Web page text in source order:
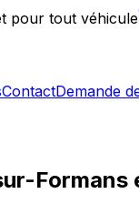
pour tout véhicule
ContactDemande
Formans